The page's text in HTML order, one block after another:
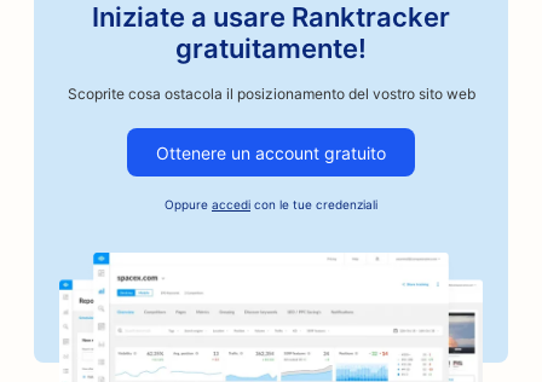
SEO per i negozi di ricambi auto
SEO per le officine di riparazione auto
SEO per le aziende del settore automobilistico
SEO per i servizi di cauzione
SEO per le banche
SEO per panifici
SEO per i barbieri
Iniziate a usare Ranktracker
gratuitamente!
Scoprite cosa ostacola il posizionamento del vostro sito web
Ottenere un account gratuito
Oppure accedi con le tue credenziali